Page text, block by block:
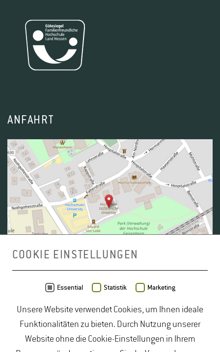
ANFAHRT
OpenStreetMap- Veröffentlicht unterODbL
duales Studium Gartenbau| Gartenbau Studium|
Lebensmittelrecht Studium|Lebensmittelsicherheit
COOKIE EINSTELLUNGEN
Essential Statistik Marketing
Unsere Website verwendet Cookies, um Ihnen ideale
Funktionalitäten zu bieten. Durch Nutzung unserer
Website ohne die Cookie-Einstellungen in Ihrem